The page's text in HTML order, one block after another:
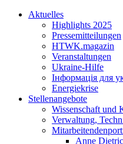
Aktuelles
Highlights 2025
Pressemitteilungen
HTWK.magazin
Veranstaltungen
Ukraine-Hilfe
Інформація для
Energiekrise
Stellenangebote
Wissenschaft und
Verwaltung,
Anne